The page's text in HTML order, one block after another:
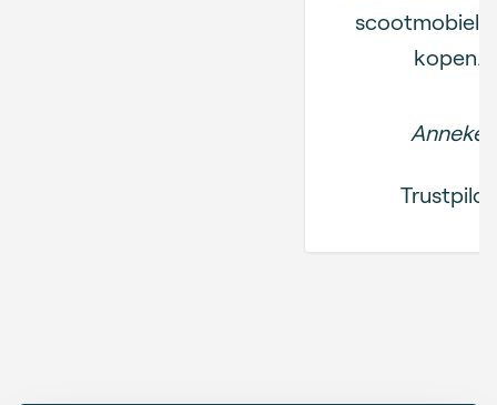
scootmobiel
kopen.
Anneke
Trustpilot